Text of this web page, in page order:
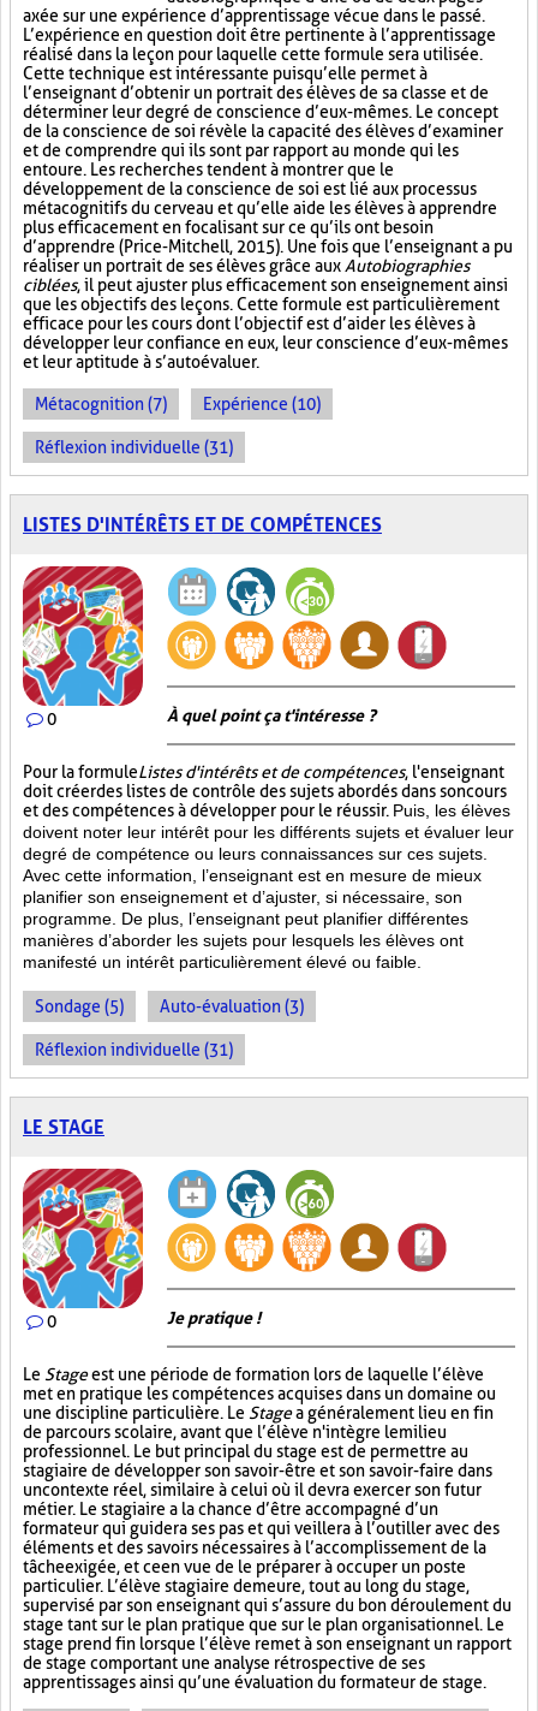
axée sur une expérience d’apprentissage vécue dans le passé.
L’expérience en question doit être pertinente à l’apprentissage
réalisé dans la leçon pour laquelle cette formule sera utilisée.
Cette technique est intéressante puisqu’elle permet à
l’enseignant d’obtenir un portrait des élèves de sa classe et de
déterminer leur degré de conscience d’eux-mêmes. Le concept
de la conscience de soi révèle la capacité des élèves d’examiner
et de comprendre qui ils sont par rapport au monde qui les
entoure. Les recherches tendent à montrer que le
développement de la conscience de soi est lié aux processus
métacognitifs du cerveau et qu’elle aide les élèves à apprendre
plus efficacement en focalisant sur ce qu’ils ont besoin
d’apprendre (Price-Mitchell, 2015). Une fois que l’enseignant a pu
réaliser un portrait de ses élèves grâce aux Autobiographies
ciblées, il peut ajuster plus efficacement son enseignement ainsi
que les objectifs des leçons. Cette formule est particulièrement
efficace pour les cours dont l’objectif est d’aider les élèves à
développer leur confiance en eux, leur conscience d’eux-mêmes
et leur aptitude à s’autoévaluer.
Métacognition (7) Expérience (10)
Réflexion individuelle (31)
LISTES D'INTÉRÊTS ET DE COMPÉTENCES
0 À quel point ça t'intéresse ?
Pour la formuleListes d'intérêts et de compétences, l'enseignant
doit créer des listes de contrôle des sujets abordés dans son cours
et des compétences à développer pour le réussir. Puis, les élèves
doivent noter leur intérêt pour les différents sujets et évaluer leur
degré de compétence ou leurs connaissances sur ces sujets.
Avec cette information, l’enseignant est en mesure de mieux
planifier son enseignement et d’ajuster, si nécessaire, son
programme. De plus, l’enseignant peut planifier différentes
manières d’aborder les sujets pour lesquels les élèves ont
manifesté un intérêt particulièrement élevé ou faible.
Sondage (5) Auto-évaluation (3)
Réflexion individuelle (31)
LE STAGE
0 Je pratique !
Le Stageest une période de formation lors de laquelle l’élève
met en pratique les compétences acquises dans un domaine ou
une discipline particulière. Le Stagea généralement lieu en fin
de parcours scolaire, avant que l’élève n'intègre le milieu
professionnel. Le but principal du stage est de permettre au
stagiaire de développer son savoir-être et son savoir-faire dans
un contexte réel, similaire à celui où il devra exercer son futur
métier. Le stagiaire a la chance d’être accompagné d’un
formateur qui guidera ses pas et qui veillera à l’outiller avec des
éléments et des savoirs nécessaires à l’accomplissement de la
tâche exigée, et ce en vue de le préparer à occuper un poste
particulier. L’élève stagiaire demeure, tout au long du stage,
supervisé par son enseignant qui s’assure du bon déroulement du
stage tant sur le plan pratique que sur le plan organisationnel. Le
stage prend fin lorsque l’élève remet à son enseignant un rapport
de stage comportant une analyse rétrospective de ses
apprentissages ainsi qu’une évaluation du formateur de stage.